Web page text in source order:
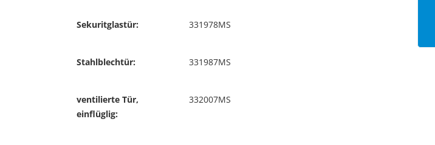
Sekuritglastür: 331978MS
Stahlblechtür: 331987MS
ventilierte Tür,
einflüglig:
332007MS